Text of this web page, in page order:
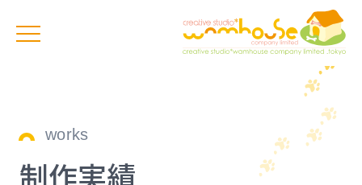
works
制作実績